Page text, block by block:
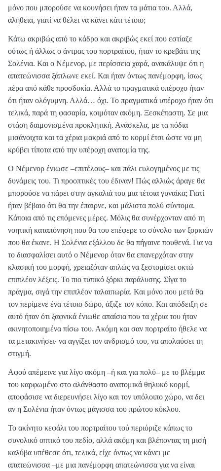
μόνο που μπορούσε να κουνήσει ήταν τα μάτια του. Αλλά,
αλήθεια, γιατί να θέλει να κάνει κάτι τέτοιο;
Κάτω ακριβώς από το κάδρο και ακριβώς εκεί που εστίαζε
ούτως ή άλλως ο άντρας του πορτραίτου, ήταν το κρεβάτι της
Σολένια. Και ο Νέμενορ, με περίσσεια χαρά, ανακάλυψε ότι η
απατεώνισσα ξάπλωνε εκεί. Και ήταν όντως πανέμορφη, ίσως
πέρα από κάθε προσδοκία. Αλλά το πραγματικά υπέροχο ήταν
ότι ήταν ολόγυμνη. Αλλά… όχι. Το πραγματικά υπέροχο ήταν ότι
τελικά, παρά τη φασαρία, κοιμόταν ακόμη. Ξεσκέπαστη. Σε μια
στάση δαιμονισμένα προκλητική. Ανάσκελα, με τα πόδια
μισάνοιχτα και τα χέρια μακριά από το κορμί έτσι ώστε να μη
κρύβει τίποτα από την υπέροχη ανατομία της.
Ο Νέμενορ ένιωσε –επιτέλους– και πάλι ευλογημένος με τις
δυνάμεις του. Τι προοπτικές του έδιναν! Πώς αλλιώς άραγε θα
μπορούσε να πάρει στην αγκαλιά του μια τέτοια γυναίκα; Γιατί
ήταν βέβαιο ότι θα την έπαιρνε, και μάλιστα πολύ σύντομα.
Κάποια από τις επόμενες μέρες. Μόλις θα συνέρχονταν από τη
νοητική καταπόνηση που θα του επέφερε το σύνολο των ξορκιών
που θα έκανε. Η Σολένια εξάλλου δε θα πήγαινε πουθενά. Για να
το διασφαλίσει αυτό ο Νέμενορ όταν θα επανερχόταν στην
κλασική του μορφή, χρειαζόταν απλώς να ξεστομίσει οκτώ
επιπλέον λέξεις. Το πιο τυπικό ξόρκι παράλυσης. Σίγα το
πράγμα, σιγά την επιπλέον ταλαιπωρία. Και μόνο που μετά θα
τον περίμενε ένα τέτοιο δώρο, άξιζε τον κόπο. Και απόδειξη σε
αυτό ήταν ότι ξαφνικά ένιωθε απαίσια που τα χέρια του ήταν
ακινητοποιημένα πίσω του. Ακόμη και σαν πορτραίτο ήθελε να
τα μετακινήσει· να αγγίξει τον ανδρισμό του, να απολαύσει τη
στιγμή.
Αφού απέμεινε για λίγο ακόμη –ή και για πολύ– με το βλέμμα
του καρφωμένο στο αλάνθαστο ανατομικά θηλυκό κορμί,
αποφάσισε να διερευνήσει λίγο και τον υπόλοιπο χώρο, να δει
αν η Σολένια ήταν όντως μάγισσα του πρώτου κύκλου.
Το ακίνητο κεφάλι του πορτραίτου τού περιόριζε κάπως το
συνολικό οπτικό του πεδίο, αλλά ακόμη και βλέποντας τη μισή
καλύβα υπέθεσε ότι, τελικά, είχε όντως να κάνει με
απατεώνισσα –με μια πανέμορφη απατεώνισσα για να είναι